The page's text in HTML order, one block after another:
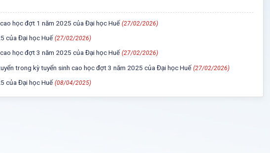
học đợt 1 năm 2025 của Đại học Huế (27/02/2026)
của Đại học Huế (27/02/2026)
học đợt 3 năm 2025 của Đại học Huế (27/02/2026)
trong kỳ tuyển sinh cao học đợt 3 năm 2025 của Đại học Huế (27/02/2026)
của Đại học Huế (08/04/2025)